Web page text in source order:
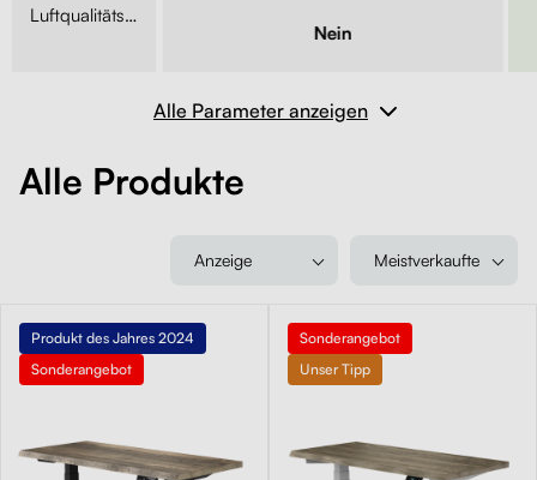
Luftqualitätssensor
Nein
Alle Parameter anzeigen
Alle Produkte
Meistverkaufte
Anzeige
Produkt des Jahres 2024
Sonderangebot
Sonderangebot
Unser Tipp